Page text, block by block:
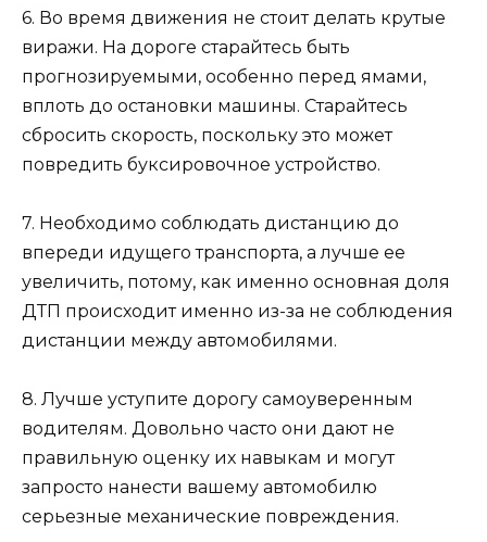
6. Во время движения не стоит делать крутые
виражи. На дороге старайтесь быть
прогнозируемыми, особенно перед ямами,
вплоть до остановки машины. Старайтесь
сбросить скорость, поскольку это может
повредить буксировочное устройство.
7. Необходимо соблюдать дистанцию до
впереди идущего транспорта, а лучше ее
увеличить, потому, как именно основная доля
ДТП происходит именно из-за не соблюдения
дистанции между автомобилями.
8. Лучше уступите дорогу самоуверенным
водителям. Довольно часто они дают не
правильную оценку их навыкам и могут
запросто нанести вашему автомобилю
серьезные механические повреждения.